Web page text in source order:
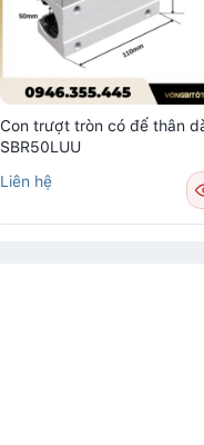
Con trượt tròn có đế thân
SBR50LUU
Liên hệ